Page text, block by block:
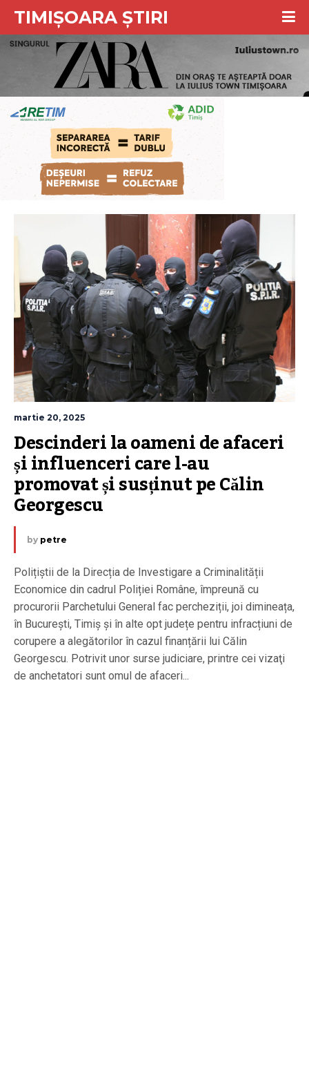
TIMIȘOARA ȘTIRI
martie 20, 2025
Descinderi la oameni de afaceri
și influenceri care l-au
promovat și susținut pe Călin
Georgescu
by petre
Polițiștii de la Direcția de Investigare a Criminalității
Economice din cadrul Poliției Române, împreună cu
procurorii Parchetului General fac percheziții, joi dimineața,
în București, Timiș și în alte opt județe pentru infracțiuni de
corupere a alegătorilor în cazul finanțării lui Călin
Georgescu. Potrivit unor surse judiciare, printre cei vizaţi
de anchetatori sunt omul de afaceri...